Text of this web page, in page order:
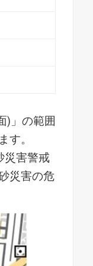
)」の範囲
す。
災害警戒
災害の危